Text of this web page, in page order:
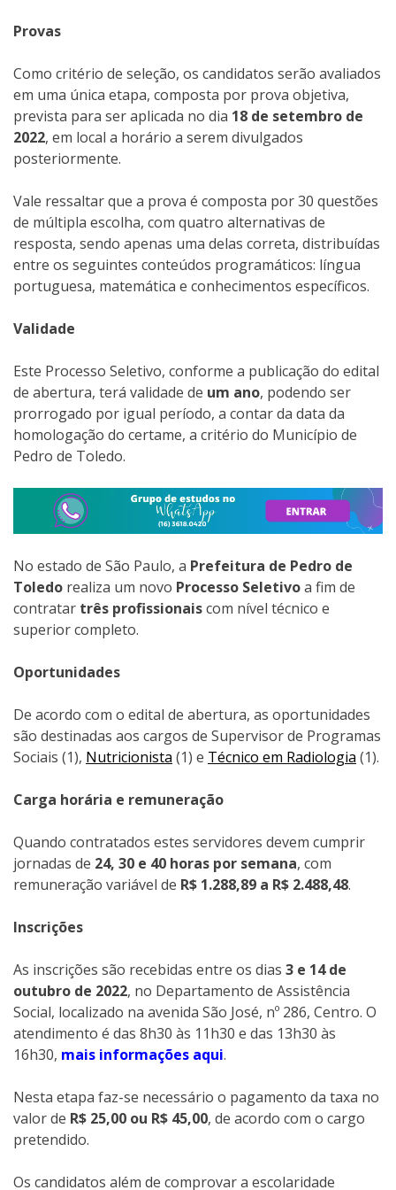
Provas
Como critério de seleção, os candidatos serão avaliados
em uma única etapa, composta por prova objetiva,
prevista para ser aplicada no dia 18 de setembro de
2022, em local a horário a serem divulgados
posteriormente.
Vale ressaltar que a prova é composta por 30 questões
de múltipla escolha, com quatro alternativas de
resposta, sendo apenas uma delas correta, distribuídas
entre os seguintes conteúdos programáticos: língua
portuguesa, matemática e conhecimentos específicos.
Validade
Este Processo Seletivo, conforme a publicação do edital
de abertura, terá validade de um ano, podendo ser
prorrogado por igual período, a contar da data da
homologação do certame, a critério do Município de
Pedro de Toledo.
No estado de São Paulo, a Prefeitura de Pedro de
Toledo realiza um novo Processo Seletivoa fim de
contratar três profissionaiscom nível técnico e
superior completo.
Oportunidades
De acordo com o edital de abertura, as oportunidades
são destinadas aos cargos de Supervisor de Programas
Sociais (1), Nutricionista (1) e Técnico em Radiologia (1).
Carga horária e remuneração
Quando contratados estes servidores devem cumprir
jornadas de 24, 30 e 40 horas por semana, com
remuneração variável de R$ 1.288,89 a R$ 2.488,48.
Inscrições
As inscrições são recebidas entre os dias 3 e 14 de
outubro de 2022, no Departamento de Assistência
Social, localizado na avenida São José, nº 286, Centro. O
atendimento é das 8h30 às 11h30 e das 13h30 às
16h30, mais informações aqui.
Nesta etapa faz-se necessário o pagamento da taxa no
valor de R$ 25,00 ou R$ 45,00, de acordo com o cargo
pretendido.
Os candidatos além de comprovar a escolaridade